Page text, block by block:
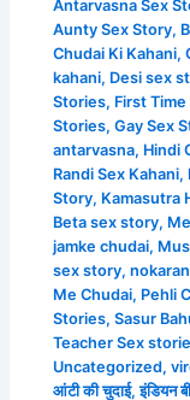
Antarvasna Sex
Aunty Sex Story,
Chudai Ki Kahani,
kahani, Desi sex
Stories, First
Stories,Gay Sex
antarvasna, Hindi
Randi Sex Kahani,
Story, Kamasutra
Beta sex story,
jamke chudai,
sex story,
Me Chudai, Pehli
Stories,Sasur
Teacher Sex
Uncategorized,
आंटी की चुदाई,इंडियन